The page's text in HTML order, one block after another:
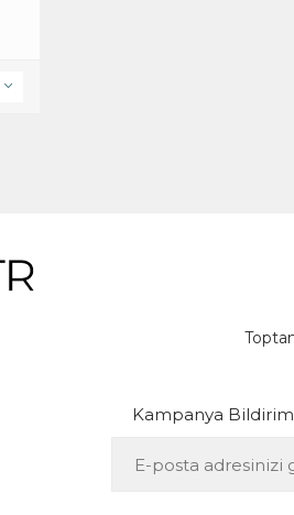
Kampanya